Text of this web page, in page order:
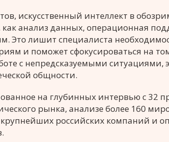
искусственный интеллект в
анализ данных, операционная
Это лишит специалиста
и поможет сфокусироваться на
с непредсказуемыми
общности.
на глубинных интервью с 32
рынка, анализе более 160
российских компаний и